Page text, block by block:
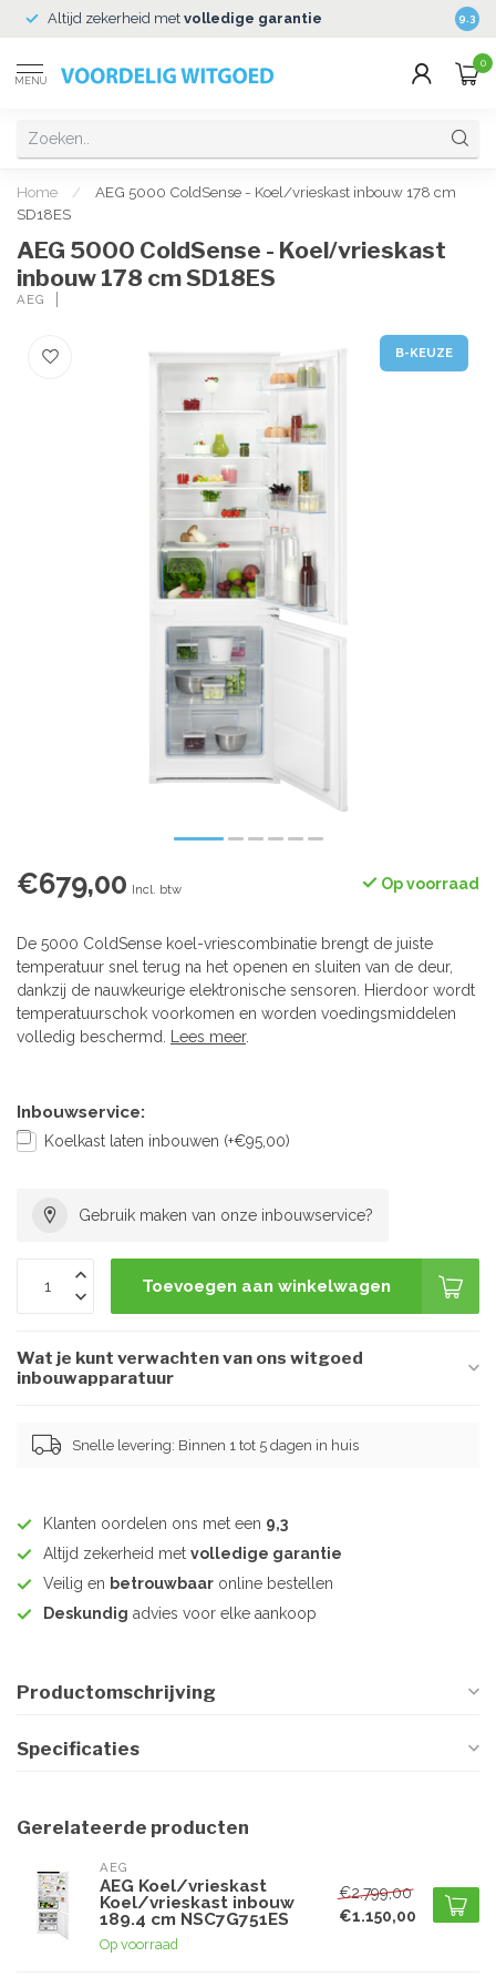
Altijd zekerheid met volledige garantie 9.3
MENU
0
Home /
AEG 5000 ColdSense - Koel/vrieskast inbouw 178 cm
SD18ES
AEG 5000 ColdSense - Koel/vrieskast
inbouw 178 cm SD18ES
AEG
B-KEUZE
€679,00 Incl. btw Op voorraad
De 5000 ColdSense koel-vriescombinatie brengt de juiste
temperatuur snel terug na het openen en sluiten van de deur,
dankzij de nauwkeurige elektronische sensoren. Hierdoor wordt
temperatuurschok voorkomen en worden voedingsmiddelen
volledig beschermd. Lees meer.
Inbouwservice:
Koelkast laten inbouwen (+€95,00)
Gebruik maken van onze inbouwservice?
Toevoegen aan winkelwagen
Wat je kunt verwachten van ons witgoed
inbouwapparatuur
Snelle levering: Binnen 1 tot 5 dagen in huis
Klanten oordelen ons met een 9,3
Altijd zekerheid met volledige garantie
Veilig en betrouwbaar online bestellen
Deskundig advies voor elke aankoop
Productomschrijving
Specificaties
Gerelateerde producten
AEG
AEG Koel/vrieskast
Koel/vrieskast inbouw
189.4 cm NSC7G751ES
Op voorraad
€2.799,00
€1.150,00